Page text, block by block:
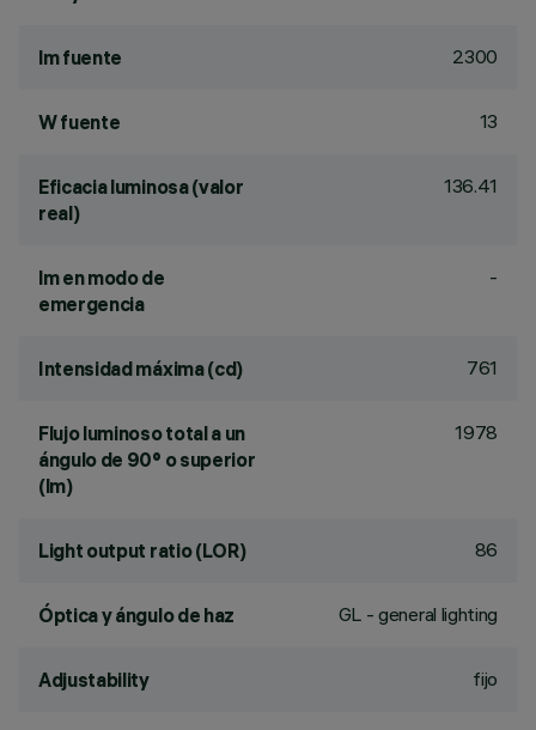
lm fuente 2300
W fuente 13
Eficacia luminosa (valor
real)
136.41
lm en modo de
emergencia
-
Intensidad máxima (cd) 761
Flujo luminoso total a un
ángulo de 90° o superior
(lm)
1978
Light output ratio (LOR) 86
Óptica y ángulo de haz GL - general lighting
Adjustability fijo